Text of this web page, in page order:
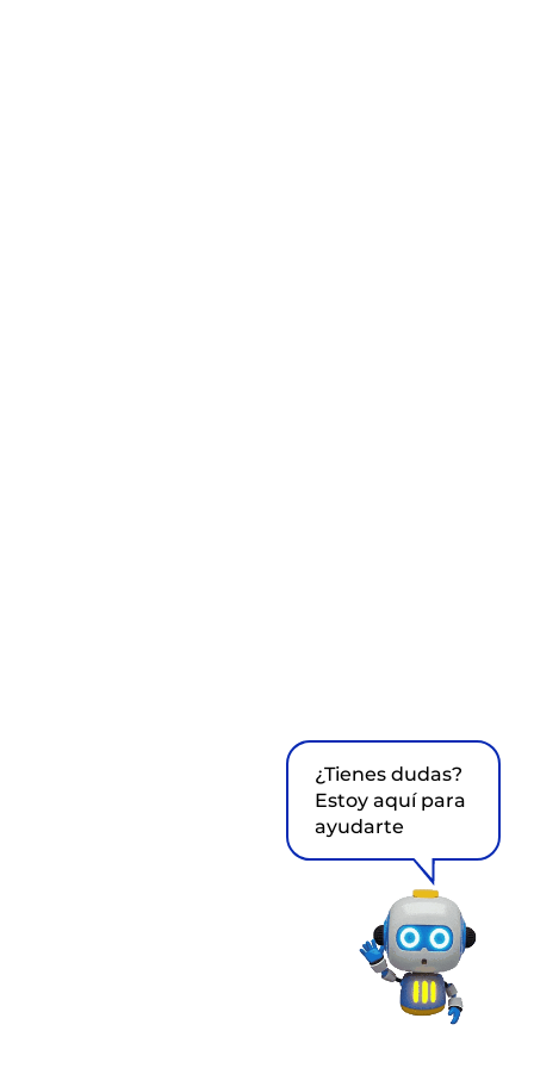
¿Tienes dudas?
Estoy aquí para
ayudarte